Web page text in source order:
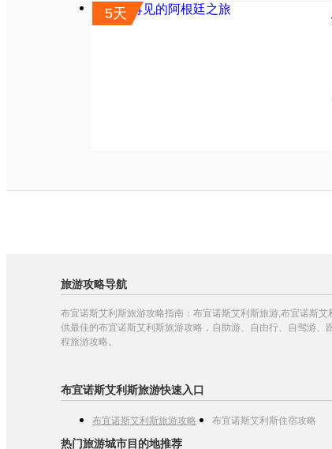
5天
旅游攻略导航
布宜诺斯艾利斯旅游攻略指南：布宜诺斯艾利斯旅游,布宜诺斯
供最佳的布宜诺斯艾利斯旅游攻略，自助游、自由行、自驾游
程旅游攻略。
布宜诺斯艾利斯旅游快速入口
布宜诺斯艾利斯旅游攻略 布宜诺斯艾利斯住宿攻略
热门旅游城市目的地推荐